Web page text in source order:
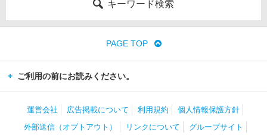
キーワード検索
PAGE TOP
ご利用の前にお読みください。
運営会社 広告掲載について 利用規約
個人情報保護方針
外部送信（オプトアウト）
リンクについて グループサイト